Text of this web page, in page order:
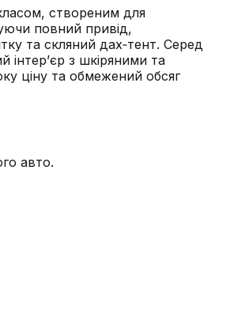
створеним для
повний привід,
та скляний дах‑тент. Серед
з шкіряними та
ціну та обмежений обсяг
авто.